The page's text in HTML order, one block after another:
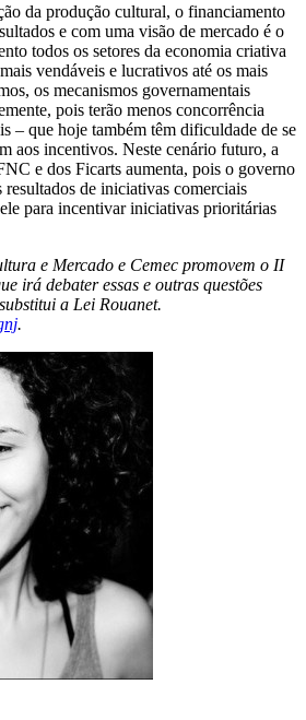
da produção cultural, o financiamento
e com uma visão de mercado é o
todos os setores da economia criativa
vendáveis e lucrativos até os mais
os mecanismos governamentais
pois terão menos concorrência
– que hoje também têm dificuldade de se
aos incentivos. Neste cenário futuro, a
e dos Ficarts aumenta, pois o governo
de iniciativas comerciais
para incentivar iniciativas prioritárias
e Mercado e Cemec promovem o II
irá debater essas e outras questões
a Lei Rouanet.
.